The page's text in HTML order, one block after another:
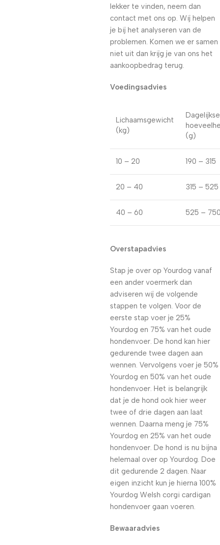
lekker te vinden, neem dan
contact met ons op. Wij helpen
je bij het analyseren van de
problemen. Komen we er samen
niet uit dan krijg je van ons het
aankoopbedrag terug.
Voedingsadvies
Lichaamsgewicht
(kg)
Dagelijkse
(g)
10 – 20 190 – 315
20 – 40 315 – 525
40 – 60 525 –
Overstapadvies
Stap je over op Yourdog vanaf
een ander voermerk dan
adviseren wij de volgende
stappen te volgen. Voor de
eerste stap voer je 25%
Yourdog en 75% van het oude
hondenvoer. De hond kan hier
gedurende twee dagen aan
wennen. Vervolgens voer je 50%
Yourdog en 50% van het oude
hondenvoer. Het is belangrijk
dat je de hond ook hier weer
twee of drie dagen aan laat
wennen. Daarna meng je 75%
Yourdog en 25% van het oude
hondenvoer. De hond is nu bijna
helemaal over op Yourdog. Doe
dit gedurende 2 dagen. Naar
eigen inzicht kun je hierna 100%
Yourdog Welsh corgi cardigan
hondenvoer gaan voeren.
Bewaaradvies